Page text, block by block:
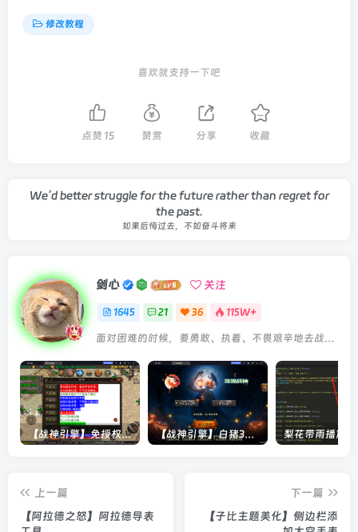
修改教程
喜欢就支持一下吧
点赞 15 赞赏 分享 收藏
We’d better struggle for the future rather than regret for
the past.
如果后悔过去，不如奋斗将来
剑心 关注
1645 21 36 115W+
面对困难的时候，要勇敢、执着、不畏艰辛地去战胜它
【战神引擎】免授权-原生 [全屏自动拾取] 插件 + 配置教程（更新修复版，具体自测） 【战神引擎】白猪3-流浪战神3神技8大陆全屏拾取版特色服务端+生肖+转生+秘境+神魔+双端+教程(更新眼神拾取)
上一篇
【阿拉德之怒】阿拉德导表
下一篇
【子比主题美化】侧边栏添